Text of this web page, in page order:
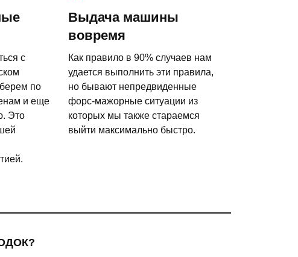
с
по
и еще
Это
Выдача машины
вовремя
Как правило в 90% случаев нам
удается выполнить эти правила,
но бывают непредвиденные
форс-мажорные ситуации из
которых мы также стараемся
выйти максимально быстро.